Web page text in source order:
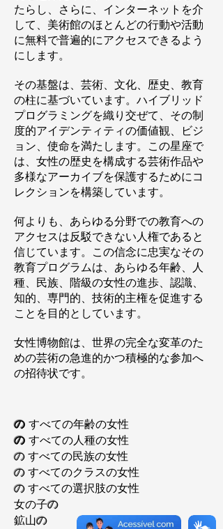
の すべての年齢の女性
の すべての人種の女性
の すべての民族の女性
の すべてのクラスの女性
の すべての選択肢の女性
女の子の
鉱山の
たらし、さらに、インターネットを介
して、美術館のほとんどの行動や活動
に無料で普遍的にアクセスできるよう
にします。
その基盤は、芸術、文化、歴史、教育
の柱に基づいています。ハイブリッド
プログラミングを織り交ぜて、その制
度的アイデンティティの価値観、ビジ
ョン、使命を満たします。この星座で
は、女性の歴史を構成する芸術作品や
多様なアーカイブを保護するためにコ
レクションを構築しています。
何よりも、あらゆる分野での教育への
アクセスは反駁できない人権であると
信じています。この信念に忠実なその
教育プログラムは、あらゆる年齢、人
種、民族、階級の女性の進歩、認識、
知的、専門的、技術的主権を促進する
ことを目的としています。
女性博物館は、世界の完全な変革のた
めの芸術の急進的かつ積極的な参加へ
の招待状です。